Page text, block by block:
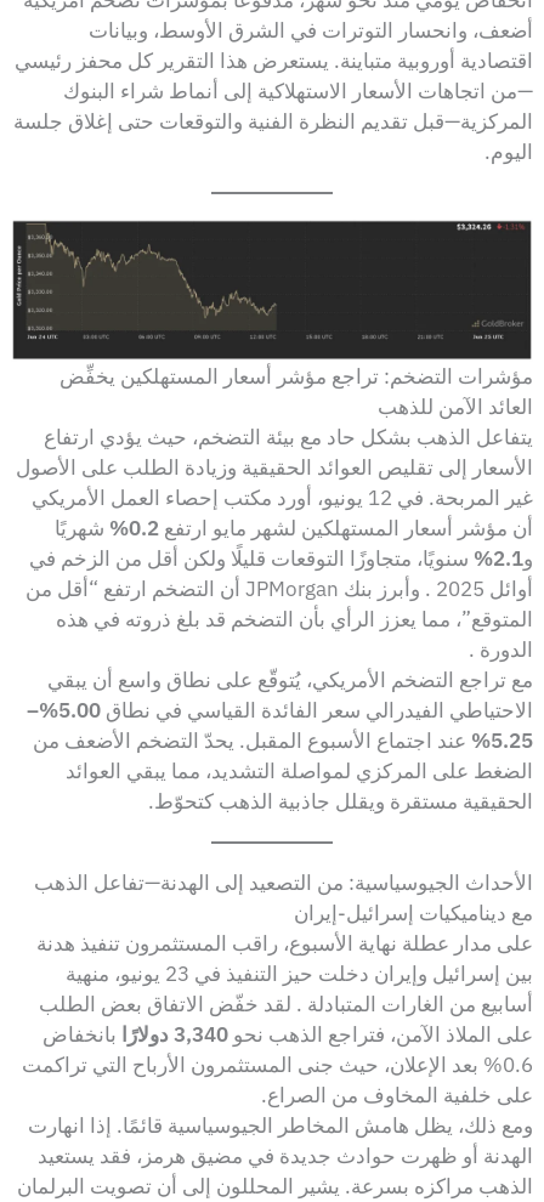
أضعف، وانحسار التوترات في الشرق الأوسط، وبيانات
اقتصادية أوروبية متباينة. يستعرض هذا التقرير كل محفز رئيسي
—من اتجاهات الأسعار الاستهلاكية إلى أنماط شراء البنوك
المركزية—قبل تقديم النظرة الفنية والتوقعات حتى إغلاق جلسة
اليوم.
مؤشرات التضخم: تراجع مؤشر أسعار المستهلكين يخفِّض
العائد الآمن للذهب
يتفاعل الذهب بشكل حاد مع بيئة التضخم، حيث يؤدي ارتفاع
الأسعار إلى تقليص العوائد الحقيقية وزيادة الطلب على الأصول
غير المربحة. في 12 يونيو، أورد مكتب إحصاء العمل الأمريكي
أن مؤشر أسعار المستهلكين لشهر مايو ارتفع0.2%
شهريًا
و2.1%
سنويًا، متجاوزًا التوقعات قليلًا ولكن أقل من الزخم في
أوائل 2025 . وأبرز بنك JPMorgan أن التضخم ارتفع “أقل من
المتوقع”، مما يعزز الرأي بأن التضخم قد بلغ ذروته في هذه
الدورة .
مع تراجع التضخم الأمريكي، يُتوقّع على نطاق واسع أن يبقي
الاحتياطي الفيدرالي سعر الفائدة القياسي في نطاق
5.00%–
5.25%
عند اجتماع الأسبوع المقبل. يحدّ التضخم الأضعف من
الضغط على المركزي لمواصلة التشديد، مما يبقي العوائد
الحقيقية مستقرة ويقلل جاذبية الذهب كتحوّط.
الأحداث الجيوسياسية: من التصعيد إلى الهدنة—تفاعل الذهب
مع ديناميكيات إسرائيل-إيران
على مدار عطلة نهاية الأسبوع، راقب المستثمرون تنفيذ هدنة
بين إسرائيل وإيران دخلت حيز التنفيذ في 23 يونيو، منهية
أسابيع من الغارات المتبادلة . لقد خفّض الاتفاق بعض الطلب
على الملاذ الآمن، فتراجع الذهب نحو3,340 دولارًا
بانخفاض
0.6% بعد الإعلان، حيث جنى المستثمرون الأرباح التي تراكمت
على خلفية المخاوف من الصراع.
ومع ذلك، يظل هامش المخاطر الجيوسياسية قائمًا. إذا انهارت
الهدنة أو ظهرت حوادث جديدة في مضيق هرمز، فقد يستعيد
الذهب مراكزه بسرعة. يشير المحللون إلى أن تصويت البرلمان